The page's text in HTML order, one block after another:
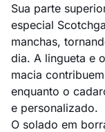
Sua parte
especial
manchas,
dia. A lingueta e
macia
enquanto o
e personalizado.
O solado em